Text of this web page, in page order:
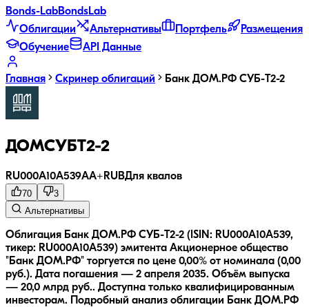
Bonds-LabBondsLab
Облигации
Альтернативы Портфель
Размещения
Обучение
API Данные
Главная Скринер облигаций Банк ДОМ.РФ СУБ-T2-2
ДОМСУБТ2-2
RU000A10A539AA+ RUBДля квалов
70
3
Альтернативы
Облигация Банк ДОМ.РФ СУБ-T2-2 (ISIN: RU000A10A539,
тикер: RU000A10A539) эмитента Акционерное общество
"Банк ДОМ.РФ" торгуется по цене 0,00% от номинала (0,00
руб.). Дата погашения — 2 апреля 2035. Объём выпуска
— 20,0 млрд руб.. Доступна только квалифицированным
инвесторам.
Подробный анализ облигации Банк ДОМ.РФ